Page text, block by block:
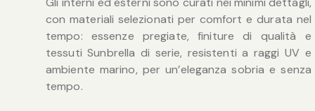
con materiali selezionati per comfort e durata nel
tempo: essenze pregiate, finiture di qualità e
tessuti Sunbrella di serie, resistenti a raggi UV e
ambiente marino, per un’eleganza sobria e senza
tempo.